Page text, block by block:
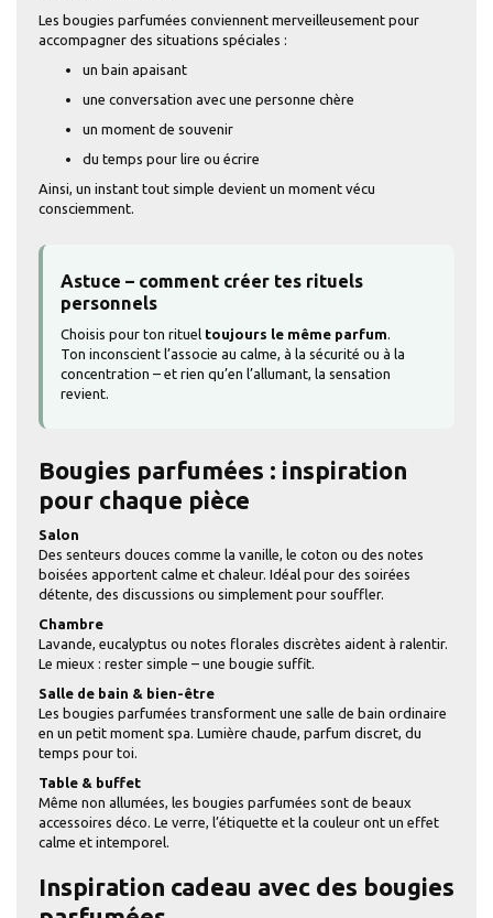
Les bougies parfumées conviennent merveilleusement pour
accompagner des situations spéciales :
un bain apaisant
une conversation avec une personne chère
un moment de souvenir
du temps pour lire ou écrire
Ainsi, un instant tout simple devient un moment vécu
consciemment.
Astuce – comment créer tes rituels
personnels
Choisis pour ton rituel toujours le même parfum.
Ton inconscient l’associe au calme, à la sécurité ou à la
concentration – et rien qu’en l’allumant, la sensation
revient.
Bougies parfumées : inspiration
pour chaque pièce
Salon
Des senteurs douces comme la vanille, le coton ou des notes
boisées apportent calme et chaleur. Idéal pour des soirées
détente, des discussions ou simplement pour souffler.
Chambre
Lavande, eucalyptus ou notes florales discrètes aident à ralentir.
Le mieux : rester simple – une bougie suffit.
Salle de bain & bien-être
Les bougies parfumées transforment une salle de bain ordinaire
en un petit moment spa. Lumière chaude, parfum discret, du
temps pour toi.
Table & buffet
Même non allumées, les bougies parfumées sont de beaux
accessoires déco. Le verre, l’étiquette et la couleur ont un effet
calme et intemporel.
Inspiration cadeau avec des bougies